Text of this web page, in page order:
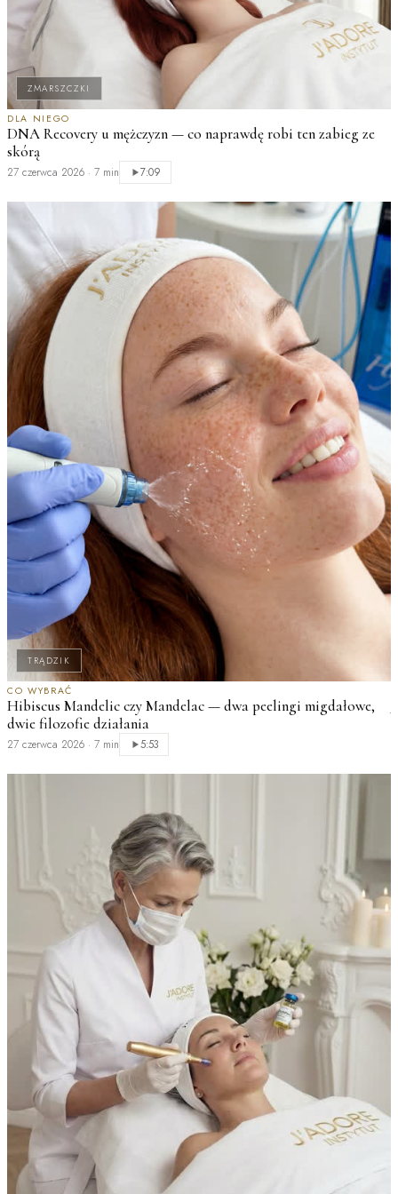
ZMARSZCZKI
DLA NIEGO
DNA Recovery u mężczyzn — co naprawdę robi ten zabieg ze
skórą
27 czerwca 2026 · 7 min 7:09
TRĄDZIK
CO WYBRAĆ
Hibiscus Mandelic czy Mandelac — dwa peelingi migdałowe,
dwie filozofie działania
27 czerwca 2026 · 7 min 5:53